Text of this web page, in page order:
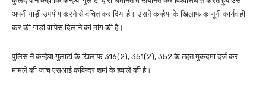
अपनी गाड़ी उपयोग करने से वंचित कर दिया है। उसने कन्हैया के खिलाफ कानूनी कार्यवाही
कर की गाड़ी वापिस दिलाने की मांग की है।
पुलिस ने कन्हैया गुलाटी के खिलाफ 316(2), 351(2), 352 के तहत मुकदमा दर्ज कर
मामले की जांच एसआई कविन्द्र शर्मा के हवाले की है।